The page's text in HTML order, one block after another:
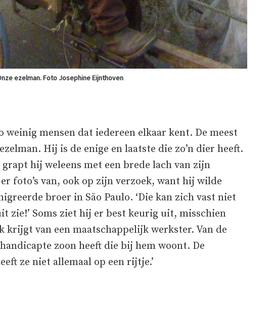
ezelman. Foto Josephine Eijnthoven
mensen dat iedereen elkaar kent. De meest
Hij is de enige en laatste die zo’n dier heeft.
grapt hij weleens met een brede lach van zijn
foto’s van, ook op zijn verzoek, want hij wilde
broer in São Paulo. ‘Die kan zich vast niet
zie!’ Soms ziet hij er best keurig uit, misschien
krijgt van een maatschappelijk werkster. Van de
zoon heeft die bij hem woont. De
ze niet allemaal op een rijtje.’